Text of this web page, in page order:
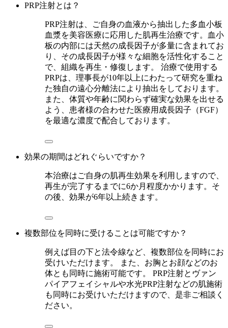
PRP注射とは？
PRP注射は、ご自身の血液から抽出した多血小板
血漿を美容医療に応用した肌再生治療です。血小
板の内部には天然の成長因子が多量に含まれてお
り、その成長因子が様々な細胞を活性化すること
で、組織を再生・修復します。 治療で使用する
PRPは、理事長が10年以上にわたって研究を重ね
た独自の遠心分離法により抽出をしております。
また、体質や年齢に関わらず確実な効果を出せる
よう、患者様の合わせた医療用成長因子（FGF）
を最適な濃度で配合しております。
効果の期間はどれぐらいですか？
本治療はご自身の肌再生効果を利用しますので、
再生が完了するまでに6か月程度かかります。そ
の後、効果が6年以上続きます。
複数部位を同時に受けることは可能ですか？
例えば目の下と法令線など、複数部位を同時にお
受けいただけます。 また、お胸とお顔などのお
体とも同時に施術可能です。 PRP注射とヴァン
パイアフェイシャルや水光PRP注射などの肌施術
も同時にお受けいただけますので、是非ご相談く
ださい。